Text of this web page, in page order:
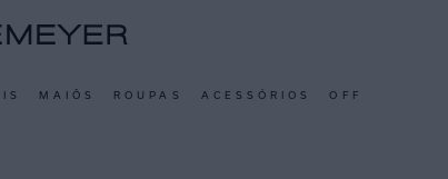
MAIÔS ROUPAS ACESSÓRIOS OFF